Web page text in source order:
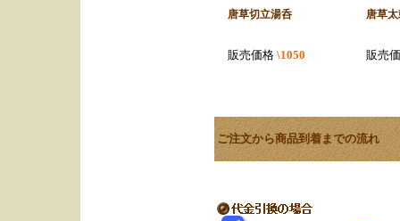
唐草切立湯呑
販売価格 \1050
唐草
販売
ご注文から商品到着までの流れ